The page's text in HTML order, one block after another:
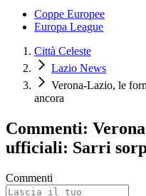
Coppe Europee
Europa League
Città Celeste
Lazio News
Verona-Lazio, le
ancora
Commenti:
ufficiali: Sarri
Commenti